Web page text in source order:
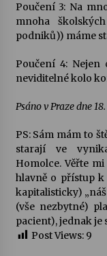
Poučení 3: Na
mnoha
podniků)) máme
Poučení 4: Nejen
neviditelné kolo
Psáno v Praze dne
PS: Sám mám to
starají ve
Homolce. Věřte
hlavně o přístup
kapitalisticky)
(vše nezbytné)
pacient), jednak je
Post Views: 9